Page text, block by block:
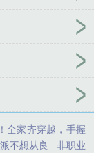
全家齐穿越，手握
不想从良
非职业